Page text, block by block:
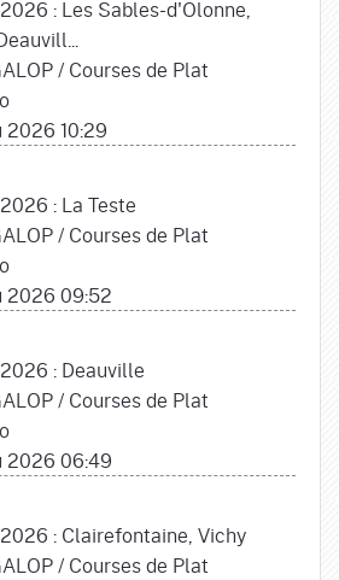
: Les Sables-d'Olonne,
/ Courses de Plat
2026 10:29
: La Teste
/ Courses de Plat
2026 09:52
: Deauville
/ Courses de Plat
2026 06:49
: Clairefontaine, Vichy
/ Courses de Plat